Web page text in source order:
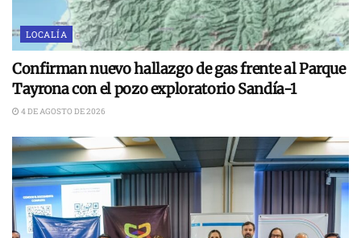
LOCALÍA
Confirman nuevo hallazgo de gas frente al Parque
Tayrona con el pozo exploratorio Sandía-1
4 DE AGOSTO DE 2026